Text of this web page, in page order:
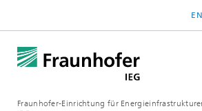
Fraunhofer-Einrichtung für